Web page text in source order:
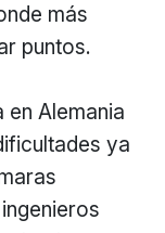
más
puntos.
Alemania
ya